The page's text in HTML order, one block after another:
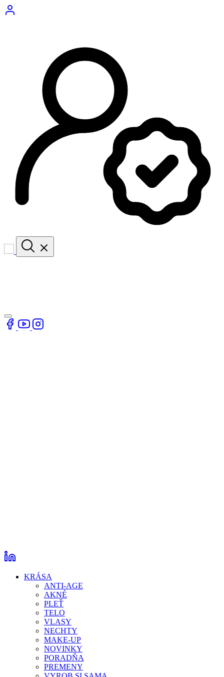
KRÁSA
ANTI-AGE
AKNÉ
PLEŤ
TELO
VLASY
NECHTY
MAKE-UP
NOVINKY
PORADŇA
PREMENY